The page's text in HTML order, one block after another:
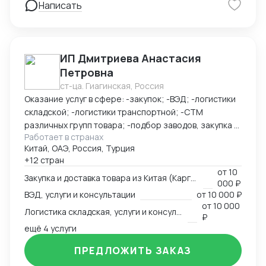
Помощь с выкупом товара: принимаем оплату на физ
Написать
ИП Дмитриева Анастасия
Петровна
ст-ца. Гиагинская, Россия
Оказание услуг в сфере: -закупок; -ВЭД; -логистики
складской; -логистики транспортной; -СТМ
различных групп товара; -подбор заводов, закупка и
доставка товара из Китая (КАРГО и Белый ввоз)
Страны с которыми работаю по сей день: Европа,
США, ОАЭ, Турция, Китай, СНГ
Работает в странах
Китай, ОАЭ, Россия, Турция
+12 стран
от10
000 ₽
ВЭД, услуги и консультации
от10 000 ₽
от10 000
₽
ещё 4 услуги
ПРЕДЛОЖИТЬ ЗАКАЗ